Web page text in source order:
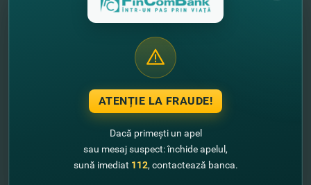
permite cumpărătorului să achite introducând
datele cardului într-o rubrică specială sau folosind
metodele alternative de plată, portofelele Apple Pay,
Yandex Pay, Google Pay şi Samsung Pay sau plata prin
intermediul unui link sau QR code. Şi toate astea e
realizează în maximă siguranţă.
Ce plusuri aduce E-Commerce?
Reducerea costurilor logistice
ATENȚIE LA FRAUDE!
Dacă primești un apel
sau mesaj suspect: închide apelul,
sună imediat 112, contactează banca.